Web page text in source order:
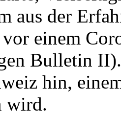
aus der
einem
Bulletin
hin,
wird.